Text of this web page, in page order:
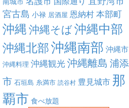
宮古島 小禄 居酒屋 恩納村本部町
沖縄沖縄そば沖縄中部
沖縄北部沖縄南部 沖縄市
沖縄料理 沖縄観光沖縄離島 浦添
市 石垣島 糸満市 読谷村 豊見城市 那
覇市 食べ放題